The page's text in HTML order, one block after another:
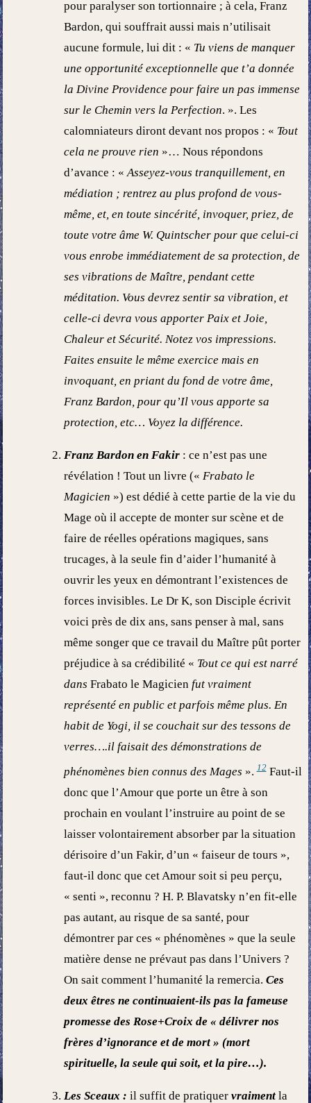
pour paralyser son tortionnaire ; à cela, Franz
Bardon, qui souffrait aussi mais n’utilisait
aucune formule, lui dit : « Tu viens de manquer
une opportunité exceptionnelle que t’a donnée
la Divine Providence pour faire un pas immense
sur le Chemin vers la Perfection. ». Les
calomniateurs diront devant nos propos : « Tout
cela ne prouve rien »… Nous répondons
d’avance : «Asseyez-vous tranquillement, en
médiation ; rentrez au plus profond de vous-
même, et, en toute sincérité, invoquer, priez, de
toute votre âme W. Quintscher pour que celui-ci
vous enrobe immédiatement de sa protection, de
ses vibrations de Maître, pendant cette
méditation. Vous devrez sentir sa vibration, et
celle-ci devra vous apporter Paix et Joie,
Chaleur et Sécurité. Notez vos impressions.
Faites ensuite le même exercice mais en
invoquant, en priant du fond de votre âme,
Franz Bardon, pour qu’Il vous apporte sa
protection, etc… Voyez la différence.
Franz Bardon en Fakir : ce n’est pas une
révélation ! Tout un livre (« Frabato le
Magicien ») est dédié à cette partie de la vie du
Mage où il accepte de monter sur scène et de
faire de réelles opérations magiques, sans
trucages, à la seule fin d’aider l’humanité à
ouvrir les yeux en démontrant l’existences de
forces invisibles. Le Dr K, son Disciple écrivit
voici près de dix ans, sans penser à mal, sans
même songer que ce travail du Maître pût porter
préjudice à sa crédibilité « Tout ce qui est narré
dans Frabato le Magicienfut vraiment
représenté en public et parfois même plus. En
habit de Yogi, il se couchait sur des tessons de
verres….il faisait des démonstrations de
phénomènes bien connus des Mages ». 12Faut-il
donc que l’Amour que porte un être à son
prochain en voulant l’instruire au point de se
laisser volontairement absorber par la situation
dérisoire d’un Fakir, d’un « faiseur de tours »,
faut-il donc que cet Amour soit si peu perçu,
« senti », reconnu ? H. P. Blavatsky n’en fit-elle
pas autant, au risque de sa santé, pour
démontrer par ces « phénomènes » que la seule
matière dense ne prévaut pas dans l’Univers ?
On sait comment l’humanité la remercia. Ces
deux êtres ne continuaient-ils pas la fameuse
promesse des Rose+Croix de « délivrer nos
frères d’ignorance et de mort » (mort
spirituelle, la seule qui soit, et la pire…).
Les Sceaux : il suffit de pratiquer vraimentla